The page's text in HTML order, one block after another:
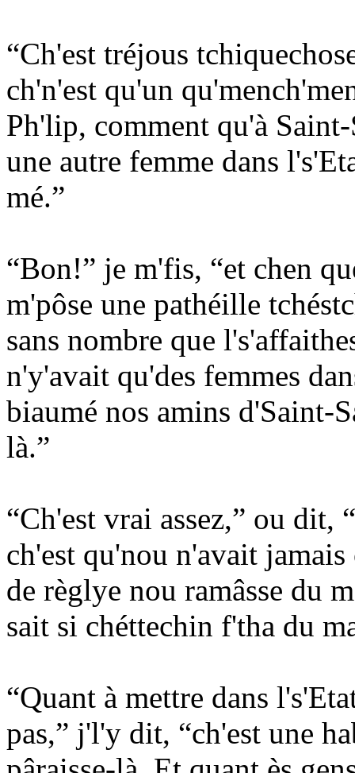
“Ch'est tréjous
ch'n'est qu'un
Ph'lip, comment qu'à
une autre femme dans
mé.”
“Bon!” je m'fis, “et chen
m'pôse une pathéille
sans nombre que
n'y'avait qu'des femmes
biaumé nos amins d'Saint-
là.”
“Ch'est vrai assez,” ou dit,
ch'est qu'nou n'avait
de règlye nou ramâsse du
sait si chéttechin f'tha du
“Quant à mettre dans
pas,” j'l'y dit, “ch'est une